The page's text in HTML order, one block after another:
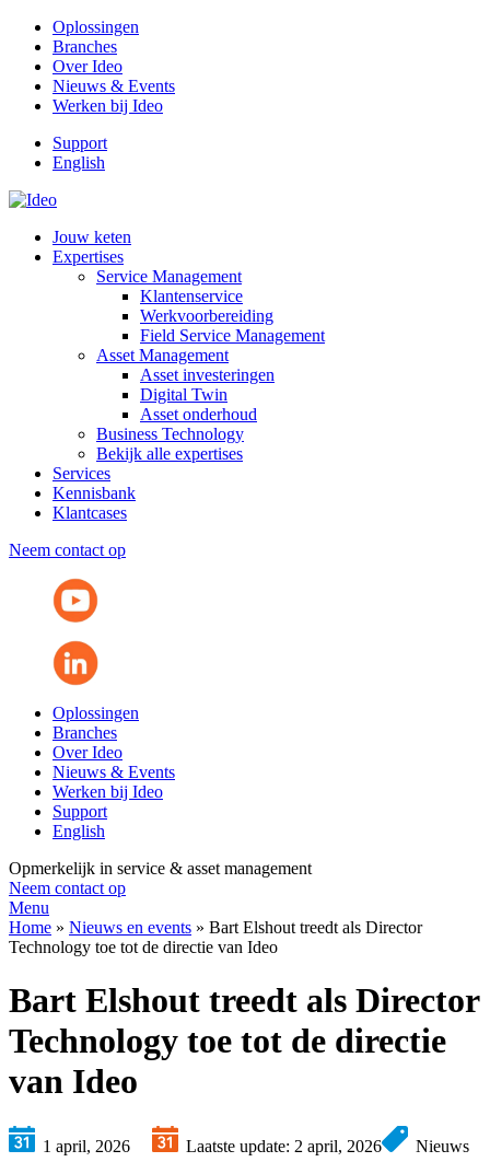
Oplossingen
Branches
Over Ideo
Nieuws & Events
Werken bij Ideo
Support
English
Jouw keten
Expertises
Service Management
Klantenservice
Werkvoorbereiding
Field Service Management
Asset Management
Asset investeringen
Digital Twin
Asset onderhoud
Business Technology
Bekijk alle expertises
Services
Kennisbank
Klantcases
Neem contact op
Oplossingen
Branches
Over Ideo
Nieuws & Events
Werken bij Ideo
Support
English
Opmerkelijk in service & asset management
Neem contact op
Menu
Home » Nieuws en events » Bart Elshout treedt als Director
Technology toe tot de directie van Ideo
Bart Elshout treedt als Director
Technology toe tot de directie
van Ideo
1 april, 2026 Laatste update: 2 april, 2026
Nieuws